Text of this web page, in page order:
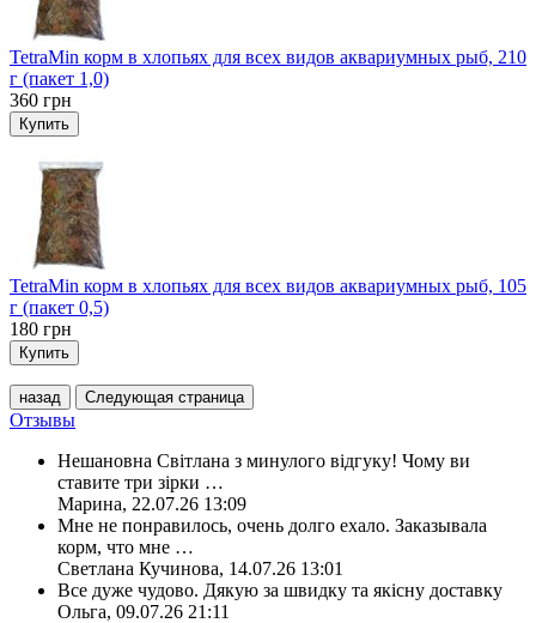
TetraMin корм в хлопьях для всех видов аквариумных рыб, 210
г (пакет 1,0)
360 грн
Купить
TetraMin корм в хлопьях для всех видов аквариумных рыб, 105
г (пакет 0,5)
180 грн
Купить
назад Следующая страница
Отзывы
Нешановна Світлана з минулого відгуку! Чому ви
ставите три зірки …
Марина, 22.07.26 13:09
Мне не понравилось, очень долго ехало. Заказывала
корм, что мне …
Светлана Кучинова, 14.07.26 13:01
Все дуже чудово. Дякую за швидку та якісну доставку
Ольга, 09.07.26 21:11